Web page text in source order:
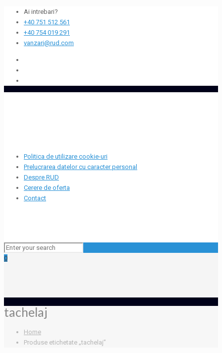
Ai intrebari?
+40 751 512 561
+40 754 019 291
vanzari@rud.com
Politica de utilizare cookie-uri
Prelucrarea datelor cu caracter personal
Despre RUD
Cerere de oferta
Contact
0
tachelaj
Home
Produse etichetate „tachelaj”